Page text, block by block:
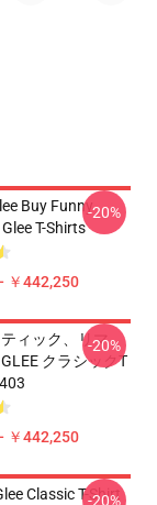
Buy Funny
T-Shirts
￥442,250
-20%
ィック、リマ、
クラシックT
￥442,250
-20%
Classic T-Shirt
-20%